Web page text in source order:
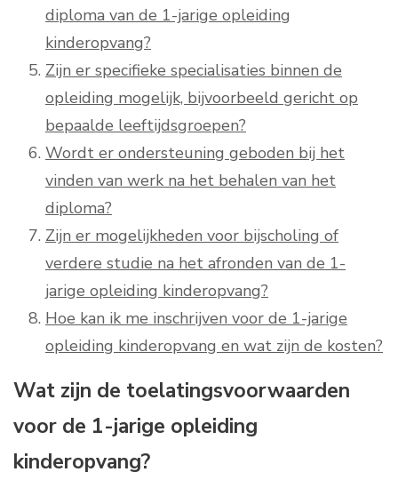
diploma van de 1-jarige opleiding
kinderopvang?
Zijn er specifieke specialisaties binnen de
opleiding mogelijk, bijvoorbeeld gericht op
bepaalde leeftijdsgroepen?
Wordt er ondersteuning geboden bij het
vinden van werk na het behalen van het
diploma?
Zijn er mogelijkheden voor bijscholing of
verdere studie na het afronden van de 1-
jarige opleiding kinderopvang?
Hoe kan ik me inschrijven voor de 1-jarige
opleiding kinderopvang en wat zijn de kosten?
Wat zijn de toelatingsvoorwaarden
voor de 1-jarige opleiding
kinderopvang?